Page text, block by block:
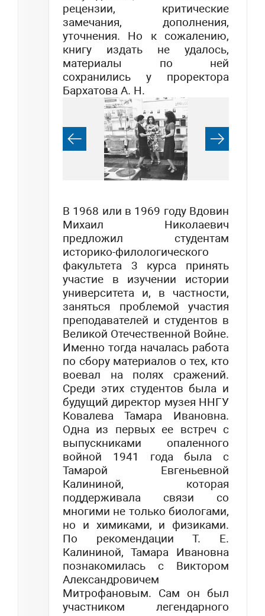
рецензии, критические
замечания, дополнения,
уточнения. Но к сожалению,
книгу издать не удалось,
материалы по ней
сохранились у проректора
Бархатова А. Н.
В 1968 или в 1969 году Вдовин
Михаил Николаевич
предложил студентам
историко-филологического
факультета 3 курса принять
участие в изучении истории
университета и, в частности,
заняться проблемой участия
преподавателей и студентов в
Великой Отечественной Войне.
Именно тогда началась работа
по сбору материалов о тех, кто
воевал на полях сражений.
Среди этих студентов была и
будущий директор музея ННГУ
Ковалева Тамара Ивановна.
Одна из первых ее встреч с
выпускниками опаленного
войной 1941 года была с
Тамарой Евгеньевной
Калининой, которая
поддерживала связи со
многими не только биологами,
но и химиками, и физиками.
По рекомендации Т. Е.
Калининой, Тамара Ивановна
познакомилась с Виктором
Александровичем
Митрофановым. Сам он был
участником легендарного